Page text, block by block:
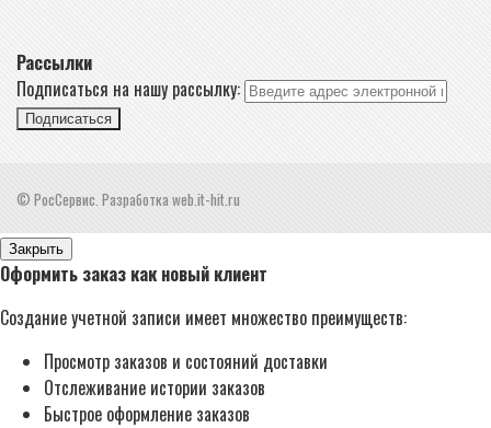
Рассылки
Подписаться на нашу рассылку:
Подписаться
© РосСервис. Разработка web.it-hit.ru
Закрыть
Оформить заказ как новый клиент
Создание учетной записи имеет множество преимуществ:
Просмотр заказов и состояний доставки
Отслеживание истории заказов
Быстрое оформление заказов